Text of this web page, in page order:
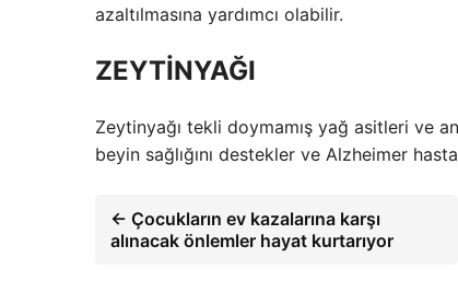
azaltılmasına yardımcı olabilir.
ZEYTİNYAĞI
Zeytinyağı tekli doymamış yağ asitleri ve
beyin sağlığını destekler ve Alzheimer
← Çocukların ev kazalarına karşı
alınacak önlemler hayat kurtarıyor